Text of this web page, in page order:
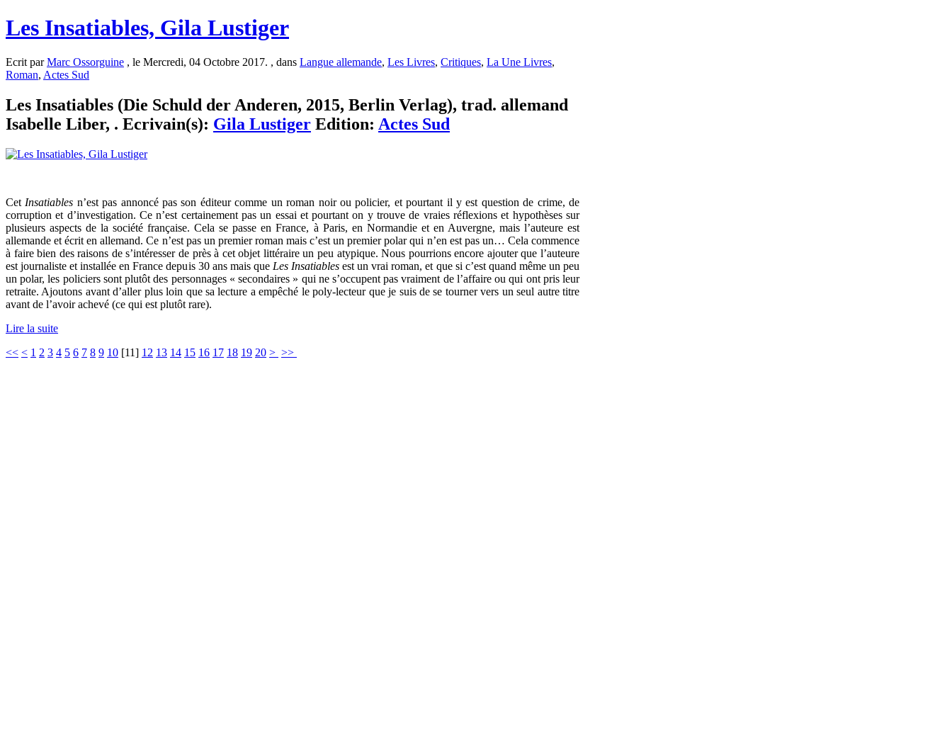
Les Insatiables, Gila Lustiger
Ecrit parMarc Ossorguine , le Mercredi, 04 Octobre 2017. , dans Langue allemande, Les Livres, Critiques, La Une Livres,
Roman, Actes Sud
Les Insatiables (Die Schuld der Anderen, 2015, Berlin Verlag), trad. allemand
Isabelle Liber, . Ecrivain(s): Gila Lustiger Edition: Actes Sud
Cet Insatiables n’est pas annoncé pas son éditeur comme un roman noir ou policier, et pourtant il y est question de crime, de
corruption et d’investigation. Ce n’est certainement pas un essai et pourtant on y trouve de vraies réflexions et hypothèses sur
plusieurs aspects de la société française. Cela se passe en France, à Paris, en Normandie et en Auvergne, mais l’auteure est
allemande et écrit en allemand. Ce n’est pas un premier roman mais c’est un premier polar qui n’en est pas un… Cela commence
à faire bien des raisons de s’intéresser de près à cet objet littéraire un peu atypique. Nous pourrions encore ajouter que l’auteure
est journaliste et installée en France depuis 30 ans mais que Les Insatiables est un vrai roman, et que si c’est quand même un peu
un polar, les policiers sont plutôt des personnages « secondaires » qui ne s’occupent pas vraiment de l’affaire ou qui ont pris leur
retraite. Ajoutons avant d’aller plus loin que sa lecture a empêché le poly-lecteur que je suis de se tourner vers un seul autre titre
avant de l’avoir achevé (ce qui est plutôt rare).
Lire la suite
<< < 1 2 3 4 5 6 7 8 9 10 [11] 12 13 14 15 16 17 18 19 20 > >>